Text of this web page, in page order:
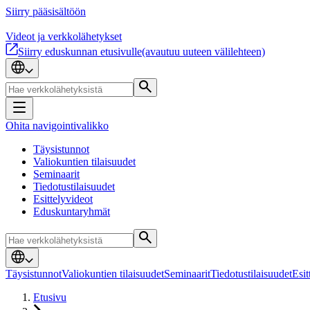
Siirry pääsisältöön
Videot ja verkkolähetykset
Siirry eduskunnan etusivulle(avautuu uuteen välilehteen)
Ohita navigointivalikko
Täysistunnot
Valiokuntien tilaisuudet
Seminaarit
Tiedotustilaisuudet
Esittelyvideot
Eduskuntaryhmät
TäysistunnotValiokuntien tilaisuudetSeminaaritTiedotustilaisuudet
Etusivu